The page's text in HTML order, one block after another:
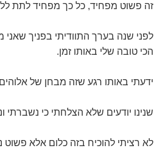
זה פשוט מפחיד, כל כך מפחיד לתת
לפני שנה בערך התוודיתי בפניך
הכי טובה שלי באותו זמן.
ידעתי באותו רגע שזה מבחן של
שנינו יודעים שלא הצלחתי כי נשברתי
לא רציתי להוכיח בזה כלום אלא